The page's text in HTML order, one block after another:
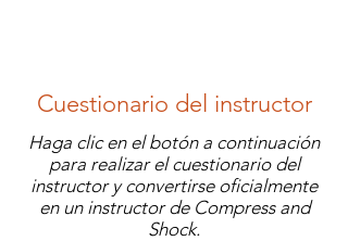
Cuestionario del instructor
Haga clic en el botón a continuación
para realizar el cuestionario del
instructor y convertirse oficialmente
en un instructor de Compress and
Shock.